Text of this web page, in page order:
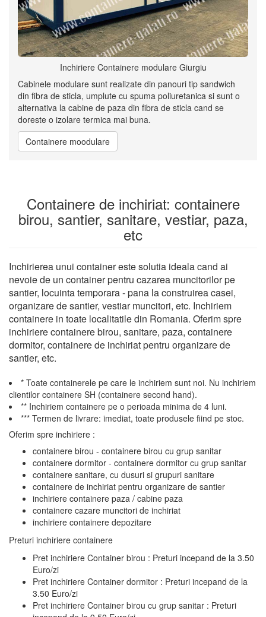
Inchiriere Containere modulare Giurgiu
Cabinele modulare sunt realizate din panouri tip sandwich
din fibra de sticla, umplute cu spuma poliuretanica si sunt o
alternativa la cabine de paza din fibra de sticla cand se
doreste o izolare termica mai buna.
Containere moodulare
Containere de inchiriat: containere
birou, santier, sanitare, vestiar, paza,
etc
Inchirierea unui container este solutia ideala cand ai
nevoie de un container pentru cazarea muncitorilor pe
santier, locuinta temporara - pana la construirea casei,
organizare de santier, vestiar muncitori, etc. Inchiriem
containere in toate localitatile din Romania. Oferim spre
inchiriere containere birou, sanitare, paza, containere
dormitor, containere de inchiriat pentru organizare de
santier, etc.
* Toate containerele pe care le inchiriem sunt noi. Nu inchiriem
clientilor containere SH (containere second hand).
** Inchiriem containere pe o perioada minima de 4 luni.
*** Termen de livrare: imediat, toate produsele fiind pe stoc.
Oferim spre inchiriere :
containere birou - containere birou cu grup sanitar
containere dormitor - containere dormitor cu grup sanitar
containere sanitare, cu dusuri si grupuri sanitare
containere de inchiriat pentru organizare de santier
inchiriere containere paza / cabine paza
containere cazare muncitori de inchiriat
inchiriere containere depozitare
Preturi inchiriere containere
Pret inchiriere Container birou : Preturi incepand de la 3.50
Euro/zi
Pret inchiriere Container dormitor : Preturi incepand de la
3.50 Euro/zi
Pret inchiriere Container birou cu grup sanitar : Preturi